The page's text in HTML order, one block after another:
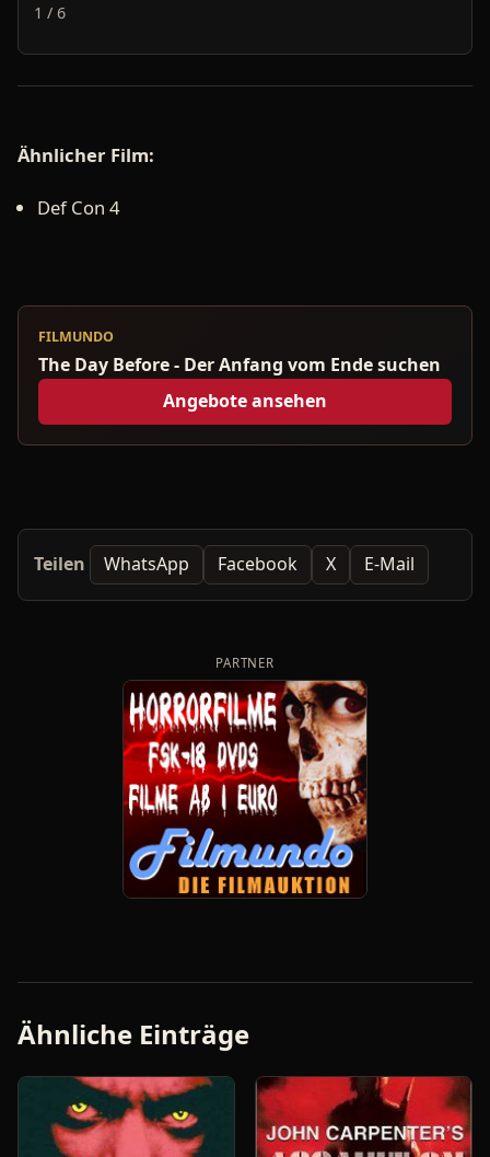
1 / 6
Ähnlicher Film:
Def Con 4
FILMUNDO
The Day Before - Der Anfang vom Ende suchen
Angebote ansehen
Teilen WhatsApp Facebook X E-Mail
PARTNER
Ähnliche Einträge